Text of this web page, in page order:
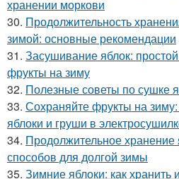
хранении моркови
30. Продолжительность
зимой: основные рекомендации
31. Засушивание яблок:
фрукты на зиму
32. Полезные советы по сушке
33. Сохраняйте фрукты на
яблоки и груши в
34. Продолжительное хранение
способов для долгой зимы
35. Зимние яблоки: как хранить